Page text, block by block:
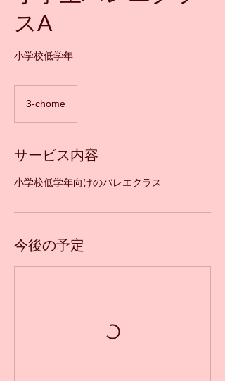
スA
小学校低学年
3-chōme
サービス内容
小学校低学年向けのバレエクラス
今後の予定